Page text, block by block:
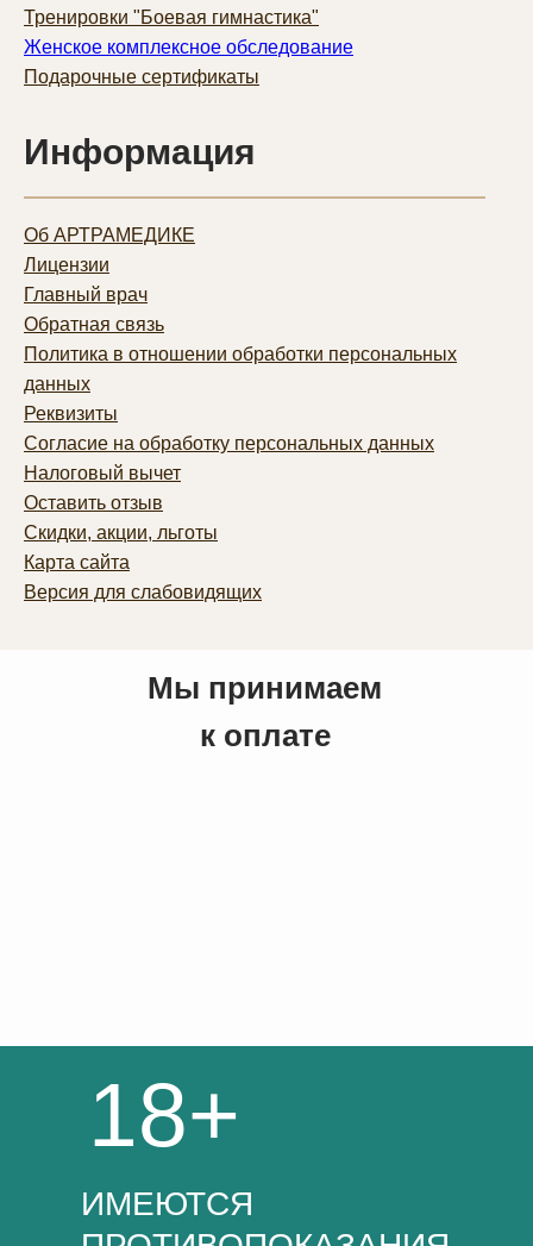
Тренировки "Боевая гимнастика"
Женское комплексное обследование
Подарочные сертификаты
Информация
Об АРТРАМЕДИКЕ
Лицензии
Главный врач
Обратная связь
Политика в отношении обработки персональных
данных
Реквизиты
Согласие на обработку персональных данных
Налоговый вычет
Оставить отзыв
Скидки, акции, льготы
Карта сайта
Версия для слабовидящих
Мы принимаем
к оплате
ИМЕЮТСЯ
18+